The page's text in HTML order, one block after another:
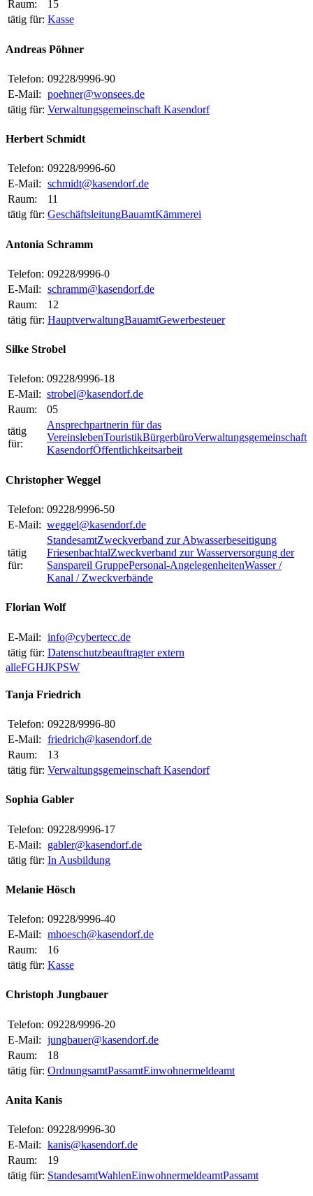
Raum:
15
tätig für: Kasse
Andreas Pöhner
Telefon: 09228/9996-90
E-Mail: poehner@wonsees.de
tätig für: Verwaltungsgemeinschaft Kasendorf
Herbert Schmidt
Telefon: 09228/9996-60
E-Mail: schmidt@kasendorf.de
Raum:
11
tätig für: GeschäftsleitungBauamtKämmerei
Antonia Schramm
Telefon: 09228/9996-0
E-Mail: schramm@kasendorf.de
Raum:
12
tätig für: HauptverwaltungBauamtGewerbesteuer
Silke Strobel
Telefon: 09228/9996-18
E-Mail: strobel@kasendorf.de
Raum:
05
tätig
für:
Ansprechpartnerin für das
VereinslebenTouristikBürgerbüroVerwaltungsgemeinschaft
KasendorfÖffentlichkeitsarbeit
Christopher Weggel
Telefon: 09228/9996-50
E-Mail: weggel@kasendorf.de
tätig
für:
StandesamtZweckverband zur Abwasserbeseitigung
FriesenbachtalZweckverband zur Wasserversorgung der
Sanspareil GruppePersonal-AngelegenheitenWasser /
Kanal / Zweckverbände
Florian Wolf
E-Mail: info@cybertecc.de
tätig für: Datenschutzbeauftragter extern
alleFGHJKPSW
Tanja Friedrich
Telefon: 09228/9996-80
E-Mail: friedrich@kasendorf.de
Raum:
13
tätig für: Verwaltungsgemeinschaft Kasendorf
Sophia Gabler
Telefon: 09228/9996-17
E-Mail:
gabler@kasendorf.de
tätig für: In Ausbildung
Melanie Hösch
Telefon: 09228/9996-40
E-Mail: mhoesch@kasendorf.de
Raum:
16
tätig für: Kasse
Christoph Jungbauer
Telefon: 09228/9996-20
E-Mail: jungbauer@kasendorf.de
Raum:
18
tätig für: OrdnungsamtPassamtEinwohnermeldeamt
Anita Kanis
Telefon: 09228/9996-30
E-Mail: kanis@kasendorf.de
Raum:
19
tätig für: StandesamtWahlenEinwohnermeldeamtPassamt